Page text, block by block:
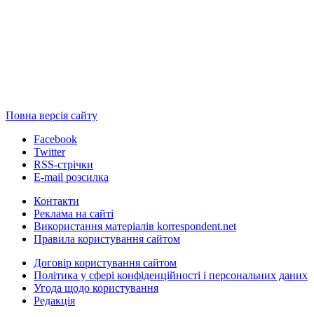
Повна версія сайту
Facebook
Twitter
RSS-стрічки
E-mail розсилка
Контакти
Реклама на сайті
Використання матеріалів korrespondent.net
Правила користування сайтом
Договір користування сайтом
Політика у сфері конфіденційності і персональних даних
Угода щодо користування
Редакція